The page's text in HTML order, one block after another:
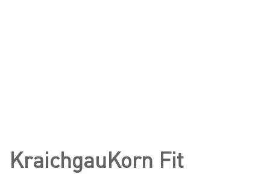
KraichgauKorn Fit